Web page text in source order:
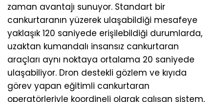
zaman avantajı sunuyor. Standart bir
cankurtaranın yüzerek ulaşabildiği mesafeye
yaklaşık 120 saniyede erişilebildiği durumlarda,
uzaktan kumandalı insansız cankurtaran
araçları aynı noktaya ortalama 20 saniyede
ulaşabiliyor. Dron destekli gözlem ve kıyıda
görev yapan eğitimli cankurtaran
operatörleriyle koordineli olarak çalışan sistem,